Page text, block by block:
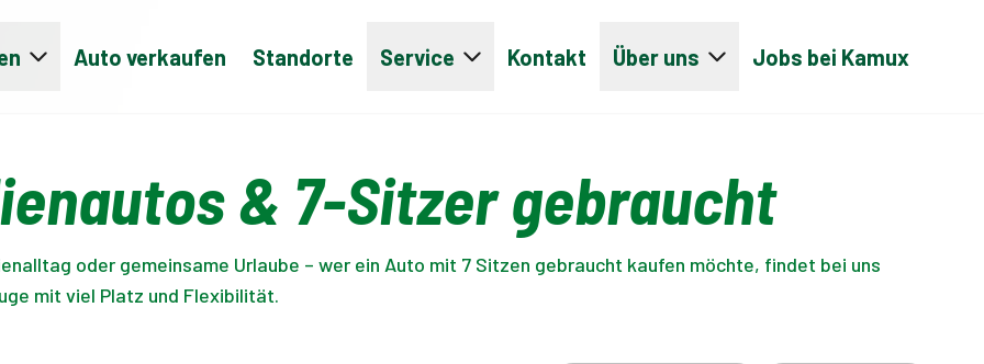
Auto verkaufen Standorte Service Kontakt Über uns Jobs bei Kamux
& 7-Sitzer gebraucht
oder gemeinsame Urlaube – wer ein Auto mit 7 Sitzen gebraucht kaufen möchte, findet bei uns
mit viel Platz und Flexibilität.